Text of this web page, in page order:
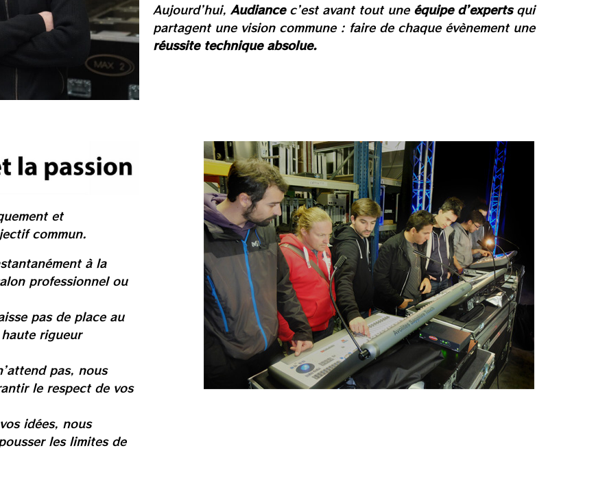
Aujourd’hui, Audiancec’est avant tout une équipe d’expertsqui
partagent une vision commune : faire de chaque évènement une
réussite technique absolue.
et
commun.
à la
professionnel ou
pas de place au
rigueur
pas, nous
le respect de vos
idées, nous
les limites de